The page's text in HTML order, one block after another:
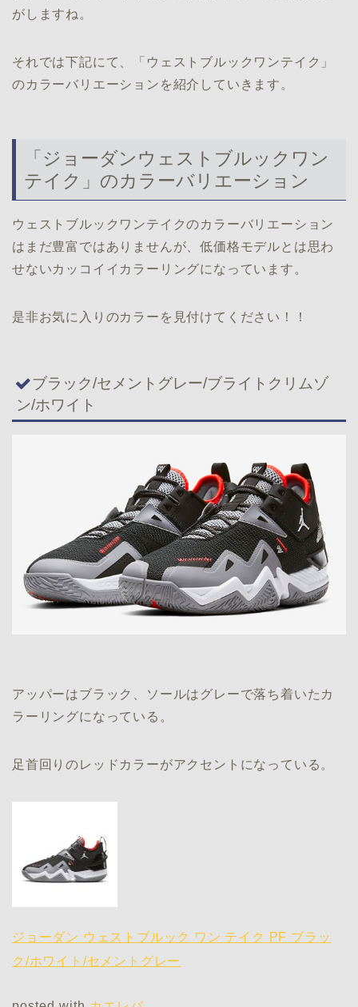
がしますね。
それでは下記にて、「ウェストブルックワンテイク」
のカラーバリエーションを紹介していきます。
「ジョーダンウェストブルックワン
テイク」のカラーバリエーション
ウェストブルックワンテイクのカラーバリエーション
はまだ豊富ではありませんが、低価格モデルとは思わ
せないカッコイイカラーリングになっています。
是非お気に入りのカラーを見付けてください！！
ブラック/セメントグレー/ブライトクリムゾ
ン/ホワイト
アッパーはブラック、ソールはグレーで落ち着いたカ
ラーリングになっている。
足首回りのレッドカラーがアクセントになっている。
ジョーダン ウェストブルック ワン テイク PF ブラッ
ク/ホワイト/セメントグレー